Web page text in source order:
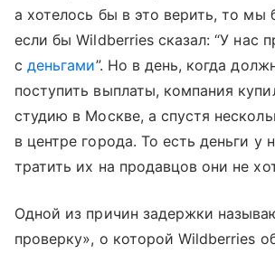
а хотелось бы в это верить, то мы
если бы Wildberries сказал: “У нас
сденьгами”. Но в день, когда
поступить выплаты, компания
студию в Москве, а спустя
в центре города. То есть деньги у
тратить их на продавцов они не
Одной из причин задержки
проверку», о которой Wildberries